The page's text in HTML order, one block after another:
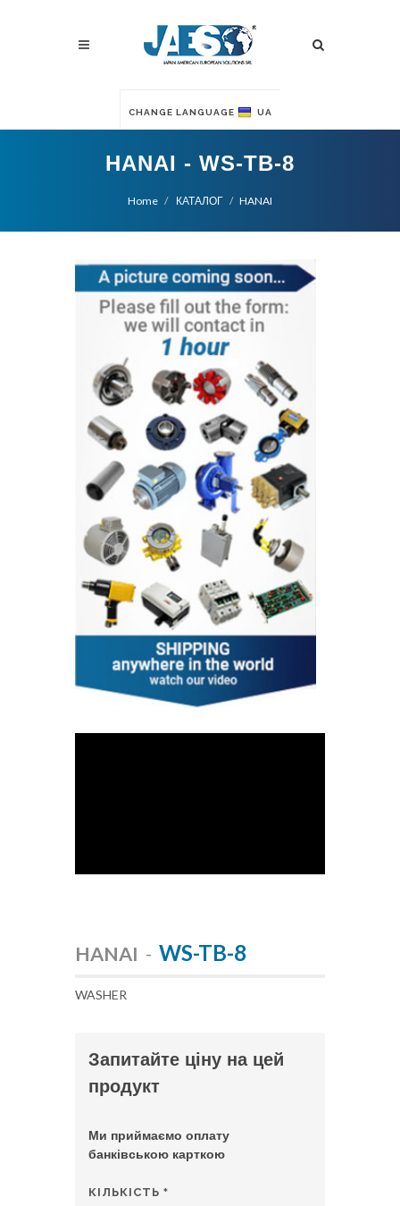
CHANGE LANGUAGE UA
HANAI - WS-TB-8
Home КАТАЛОГ HANAI
HANAI - WS-TB-8
WASHER
Запитайте ціну на цей
продукт
Ми приймаємо оплату
банківською карткою
КІЛЬКІСТЬ *